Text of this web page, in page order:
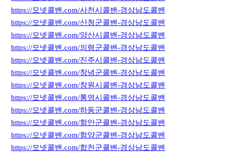
https://모넷콜밴.com/사천시콜밴-경상남도콜밴
https://모넷콜밴.com/산청군콜밴-경상남도콜밴
https://모넷콜밴.com/양산시콜밴-경상남도콜밴
https://모넷콜밴.com/의령군콜밴-경상남도콜밴
https://모넷콜밴.com/진주시콜밴-경상남도콜밴
https://모넷콜밴.com/창녕군콜밴-경상남도콜밴
https://모넷콜밴.com/창원시콜밴-경상남도콜밴
https://모넷콜밴.com/통영시콜밴-경상남도콜밴
https://모넷콜밴.com/하동군콜밴-경상남도콜밴
https://모넷콜밴.com/함안군콜밴-경상남도콜밴
https://모넷콜밴.com/함양군콜밴-경상남도콜밴
https://모넷콜밴.com/합천군콜밴-경상남도콜밴